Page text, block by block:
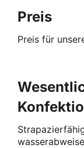
Preis
Preis für